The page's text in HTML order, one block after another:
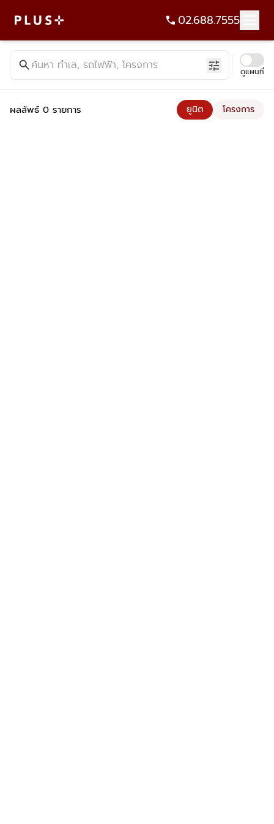
02.688.7555
ค้นหาคอนโด บ้าน ที่ดิน อาคารสำนักงาน ทั้งขายและเช่า - Plus
searchค้นหา ทำเล, รถไฟฟ้า, โครงการ tune ดูแผนที่
ผลลัพธ์ 0 รายการ ยูนิต โครงการ